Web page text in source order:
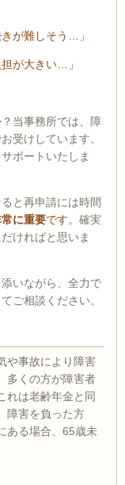
きが難しそう…」
担が大きい…」
当事務所では、障
受けしています。
ポートいたしま
と再申請には時間
に重要です。 確実
ければと思いま
いながら、全力で
ご相談ください。
や事故により障害
多くの方が障害者
れは老齢年金と同
障害を負った方
ある場合、65歳未